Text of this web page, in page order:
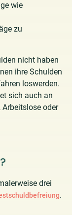
wie
zu
nicht haben
ihre Schulden
loswerden.
sich auch an
Arbeitslose oder
drei
.